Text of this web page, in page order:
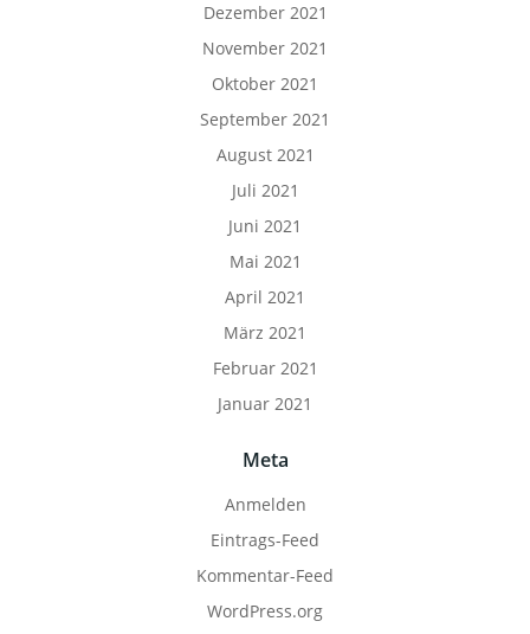
Dezember 2021
November 2021
Oktober 2021
September 2021
August 2021
Juli 2021
Juni 2021
Mai 2021
April 2021
März 2021
Februar 2021
Januar 2021
Meta
Anmelden
Eintrags-Feed
Kommentar-Feed
WordPress.org